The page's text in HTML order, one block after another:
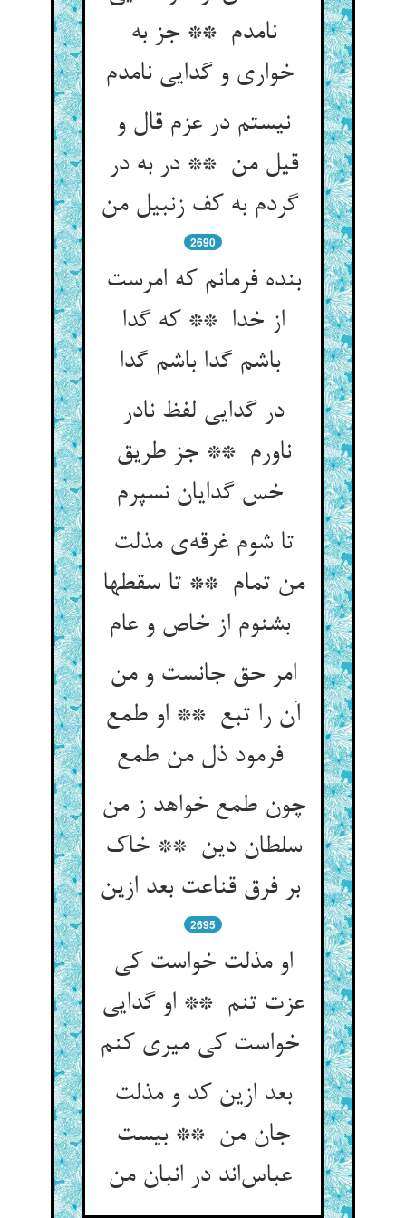
نامدم ** جز به
نیستم در عزم قال و
قیل من ** در به در
گردم به کف زنبیل من
2690
بنده فرمانم که امرست
از خدا ** که گدا
باشم گدا باشم گدا
در گدایی لفظ نادر
ناورم ** جز طریق
تا شوم غرقه‌ی مذلت
من تمام ** تا سقطها
بشنوم از خاص و عام
امر حق جانست و من
آن را تبع ** او طمع
فرمود ذل من طمع
چون طمع خواهد ز من
سلطان دین ** خاک
بر فرق قناعت بعد ازین
2695
او مذلت خواست کی
عزت تنم ** او گدایی
بعد ازین کد و مذلت
جان من ** بیست
عباس‌اند در انبان من